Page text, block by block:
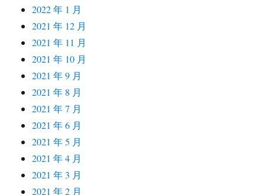
2022 年 1 月
2021 年 12 月
2021 年 11 月
2021 年 10 月
2021 年 9 月
2021 年 8 月
2021 年 7 月
2021 年 6 月
2021 年 5 月
2021 年 4 月
2021 年 3 月
2021 年 2 月